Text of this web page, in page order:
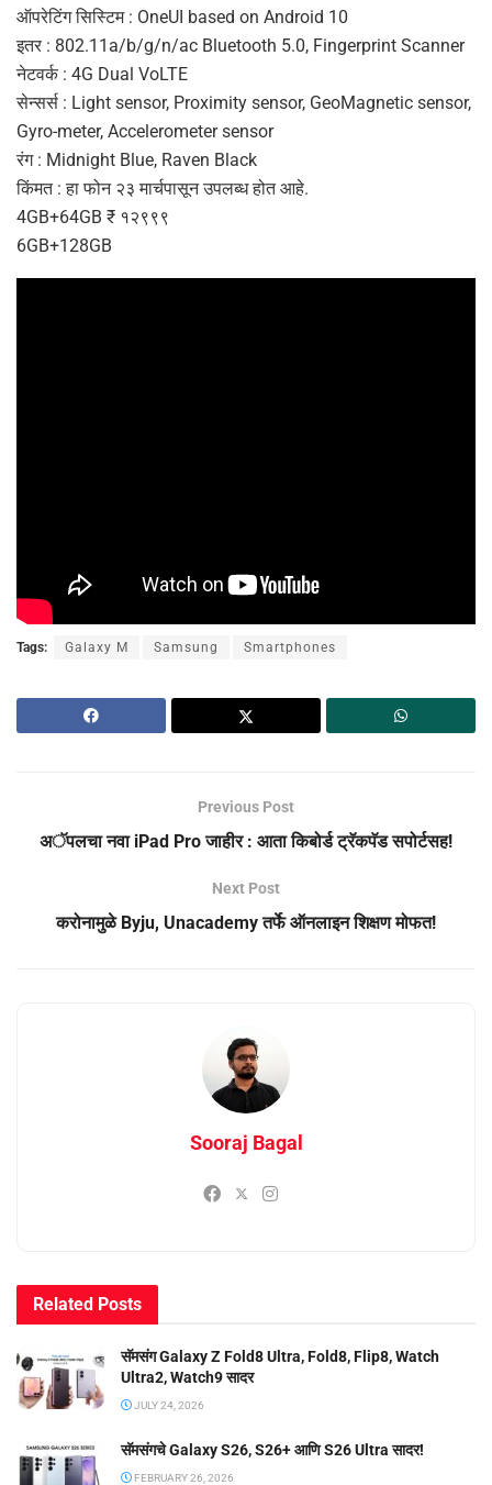
ऑपरेटिंग सिस्टिम : OneUI based on Android 10
इतर : 802.11a/b/g/n/ac Bluetooth 5.0, Fingerprint Scanner
नेटवर्क : 4G Dual VoLTE
सेन्सर्स : Light sensor, Proximity sensor, GeoMagnetic sensor,
Gyro-meter, Accelerometer sensor
रंग : Midnight Blue, Raven Black
किंमत : हा फोन २३ मार्चपासून उपलब्ध होत आहे.
4GB+64GB ₹ १२९९९
6GB+128GB
Tags: Galaxy M Samsung Smartphones
Previous Post
अॅपलचा नवा iPad Pro जाहीर : आता किबोर्ड ट्रॅकपॅड सपोर्टसह!
Next Post
करोनामुळे Byju, Unacademy तर्फे ऑनलाइन शिक्षण मोफत!
Sooraj Bagal
Related Posts
सॅमसंग Galaxy Z Fold8 Ultra, Fold8, Flip8, Watch
Ultra2, Watch9 सादर
JULY 24, 2026
सॅमसंगचे Galaxy S26, S26+ आणि S26 Ultra सादर!
FEBRUARY 26, 2026